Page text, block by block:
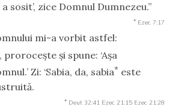
sosit’, zice Domnul Dumnezeu.”
* Ezec 7:17
mi-a vorbit astfel:
proroceşte şi spune: ‘Aşa
Zi: ‘Sabia, da, sabia* este
* Deut 32:41 Ezec 21:15 Ezec 21:28